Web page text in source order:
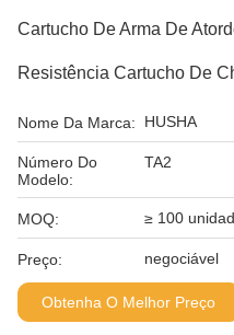
Cartucho De Arma De
Resistência Cartucho De
Nome Da Marca: HUSHA
Número Do
Modelo:
TA2
MOQ: ≥ 100
Preço: negociável
Obtenha O Melhor Preço